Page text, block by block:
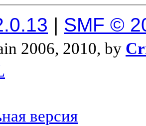
| SMF ©
2006, 2010, by
версия